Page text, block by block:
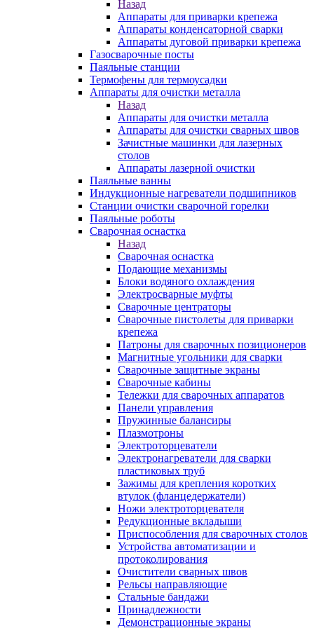
Назад
Аппараты для приварки крепежа
Аппараты конденсаторной сварки
Аппараты дуговой приварки крепежа
Газосварочные посты
Паяльные станции
Термофены для термоусадки
Аппараты для очистки металла
Назад
Аппараты для очистки металла
Аппараты для очистки сварных швов
Зачистные машинки для лазерных
столов
Аппараты лазерной очистки
Паяльные ванны
Индукционные нагреватели подшипников
Станции очистки сварочной горелки
Паяльные роботы
Сварочная оснастка
Назад
Сварочная оснастка
Подающие механизмы
Блоки водяного охлаждения
Электросварные муфты
Сварочные центраторы
Сварочные пистолеты для приварки
крепежа
Патроны для сварочных позиционеров
Магнитные угольники для сварки
Сварочные защитные экраны
Сварочные кабины
Тележки для сварочных аппаратов
Панели управления
Пружинные балансиры
Плазмотроны
Электроторцеватели
Электронагреватели для сварки
пластиковых труб
Зажимы для крепления коротких
втулок (фланцедержатели)
Ножи электроторцевателя
Редукционные вкладыши
Приспособления для сварочных столов
Устройства автоматизации и
протоколирования
Очистители сварных швов
Рельсы направляющие
Стальные бандажи
Принадлежности
Демонстрационные экраны